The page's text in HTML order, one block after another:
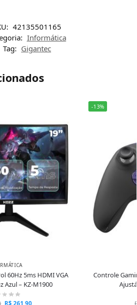
42135501165
Informática
Tag: Gigantec
60Hz 5ms HDMI VGA
Azul – KZ-M1900
R$261,90
-13%
Controle